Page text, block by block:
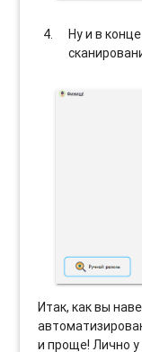
Ну и в
Итак, как вы
и проще! Лично у